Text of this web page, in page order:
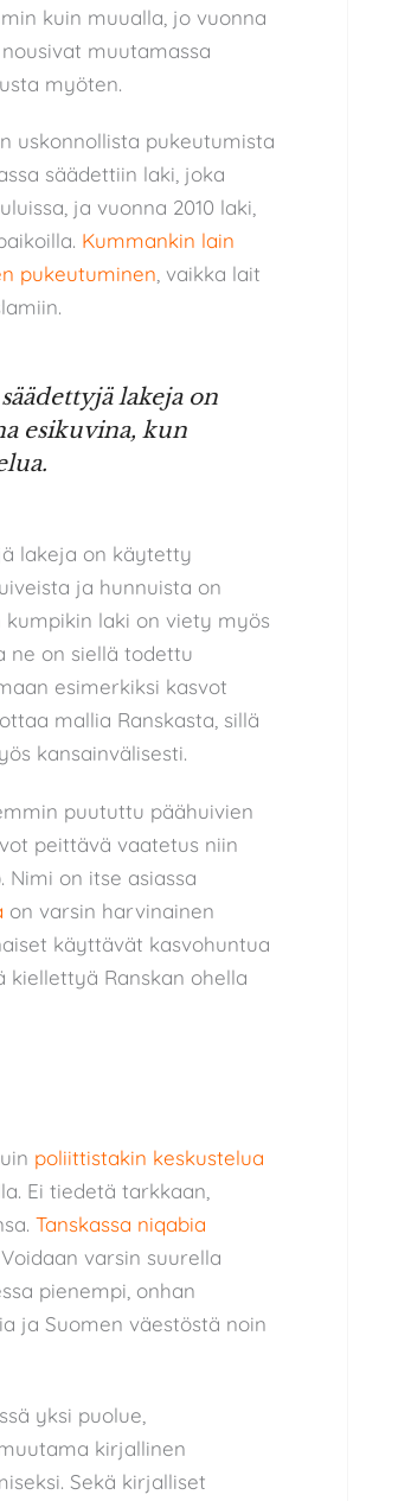
kuin muualla, jo vuonna
muutamassa
myöten.
uskonnollista pukeutumista
säädettiin laki, joka
ja vuonna 2010 laki,
Kummankin lain
pukeutuminen , vaikka lait
lakeja on
esikuvina, kun
lakeja on käytetty
ja hunnuista on
kumpikin laki on viety myös
ne on siellä todettu
esimerkiksi kasvot
mallia Ranskasta, sillä
kansainvälisesti.
puututtu päähuivien
peittävä vaatetus niin
Nimi on itse asiassa
on varsin harvinainen
käyttävät kasvohuntua
kiellettyä Ranskan ohella
poliittistakin keskustelua
Ei tiedetä tarkkaan,
Tanskassa niqabia
varsin suurella
pienempi, onhan
ja Suomen väestöstä noin
yksi puolue,
kirjallinen
Sekä kirjalliset